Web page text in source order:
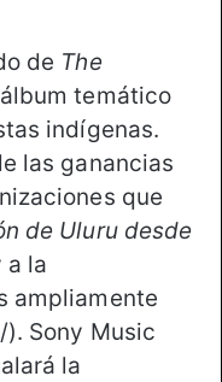
de The
temático
indígenas.
las ganancias
que
de Uluru desde
a la
ampliamente
Sony Music
la